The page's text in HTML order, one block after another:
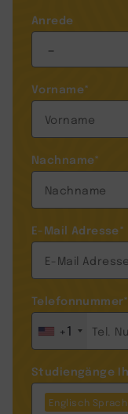
Anrede
Vorname*
Nachname*
E-Mail Adresse*
Telefonnummer*
+1
Studiengänge
Englisch